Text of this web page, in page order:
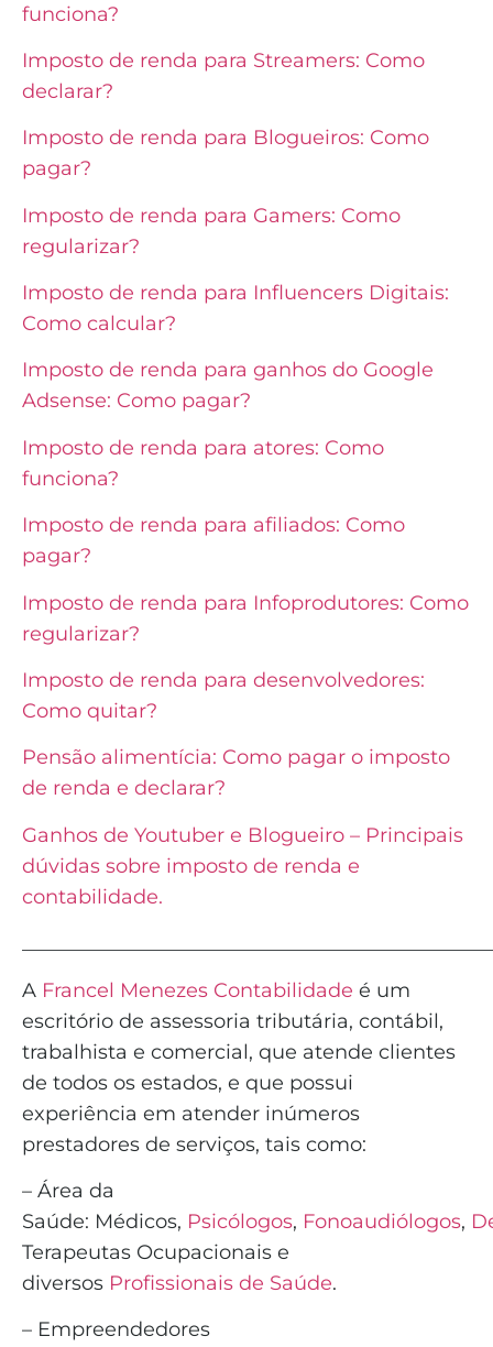
funciona?
Imposto de renda para Streamers: Como
declarar?
Imposto de renda para Blogueiros: Como
pagar?
Imposto de renda para Gamers: Como
regularizar?
Imposto de renda para Influencers Digitais:
Como calcular?
Imposto de renda para ganhos do Google
Adsense: Como pagar?
Imposto de renda para atores: Como
funciona?
Imposto de renda para afiliados: Como
pagar?
Imposto de renda para Infoprodutores: Como
regularizar?
Imposto de renda para desenvolvedores:
Como quitar?
Pensão alimentícia: Como pagar o imposto
de renda e declarar?
Ganhos de Youtuber e Blogueiro – Principais
dúvidas sobre imposto de renda e
contabilidade.
A Francel Menezes Contabilidade é um
escritório de assessoria tributária, contábil,
trabalhista e comercial, que atende clientes
de todos os estados, e que possui
experiência em atender inúmeros
prestadores de serviços, tais como:
– Área da
Saúde: Médicos, Psicólogos, Fonoaudiólogos,
Terapeutas Ocupacionais e
diversos Profissionais de Saúde.
– Empreendedores